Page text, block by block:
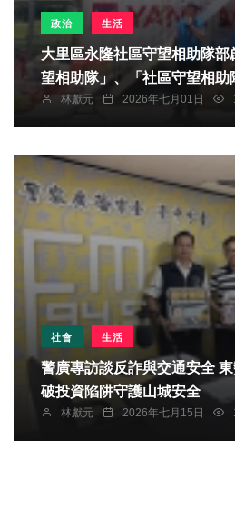
政治 生活
大里區永隆社區守望相助隊部啟用 地方抱
望相助隊」、「社區守望相助
林獻元 2026年七月01日
社會 生活
警廣專訪談反詐與交通安全 東勢警籲拒絕毒駕、識
破投資陷阱守護山城安全
林獻元 2026年七月15日